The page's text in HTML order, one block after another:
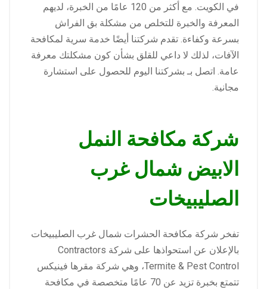
في الكويت. مع أكثر من 120 عامًا من الخبرة، لديهم
المعرفة والخبرة للتخلص من مشكلة بق الفراش
بسرعة وكفاءة. تقدم شركتنا أيضًا خدمة سرية لمكافحة
الآفات، لذلك لا داعي للقلق بشأن كون مشكلتك معرفة
عامة. اتصل بـ بشركتنا اليوم للحصول على استشارة
مجانية.
شركة مكافحة النمل
الابيض شمال غرب
الصليبيخات
تفخر شركة مكافحة الحشرات شمال غرب الصليبيخات
بالإعلان عن استحواذها على شركة Contractors
Termite & Pest Control، وهي شركة مقرها فينيكس
تتمتع بخبرة تزيد عن 70 عامًا متخصصة في مكافحة